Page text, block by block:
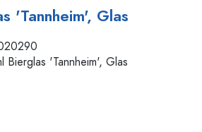
'Tannheim', Glas